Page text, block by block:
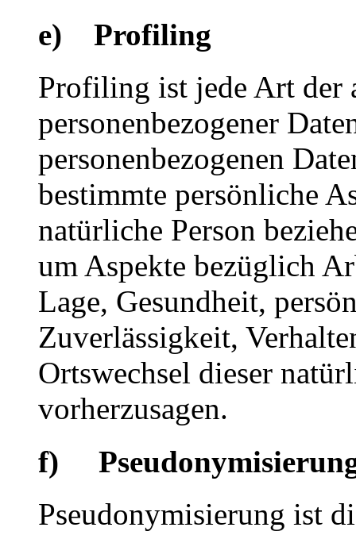
e) Profiling
Profiling ist jede Art der
personenbezogener
personenbezogenen
bestimmte persönliche
natürliche Person
um Aspekte bezüglich
Lage, Gesundheit,
Zuverlässigkeit,
Ortswechsel dieser
vorherzusagen.
f)
Pseudonymisierung ist